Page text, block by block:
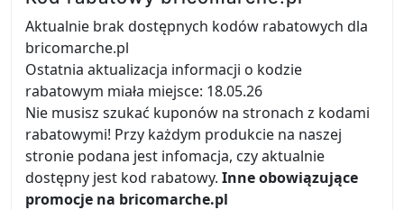
Aktualnie brak dostępnych kodów rabatowych dla
bricomarche.pl
Ostatnia aktualizacja informacji o kodzie
rabatowym miała miejsce: 18.05.26
Nie musisz szukać kuponów na stronach z kodami
rabatowymi! Przy każdym produkcie na naszej
stronie podana jest infomacja, czy aktualnie
dostępny jest kod rabatowy. Inne obowiązujące
promocje na bricomarche.pl